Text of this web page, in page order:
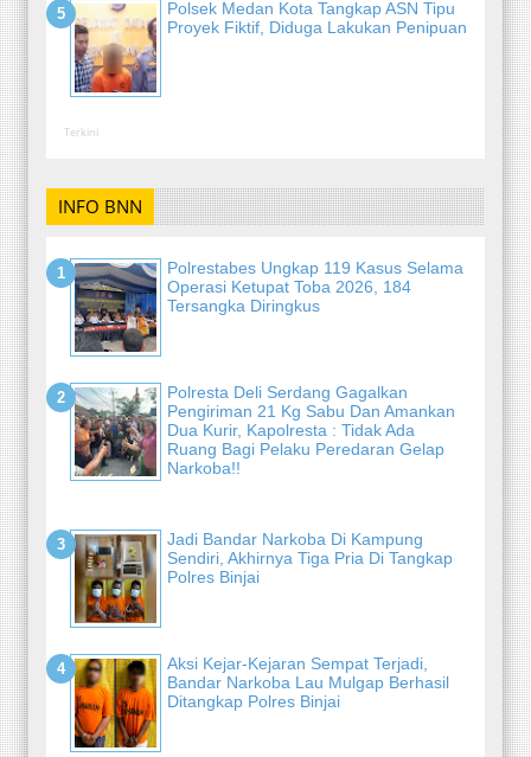
Polsek Medan Kota Tangkap ASN Tipu
Proyek Fiktif, Diduga Lakukan Penipuan
Terkini
INFO BNN
Polrestabes Ungkap 119 Kasus Selama
Operasi Ketupat Toba 2026, 184
Tersangka Diringkus
Polresta Deli Serdang Gagalkan
Pengiriman 21 Kg Sabu Dan Amankan
Dua Kurir, Kapolresta : Tidak Ada
Ruang Bagi Pelaku Peredaran Gelap
Narkoba!!
Jadi Bandar Narkoba Di Kampung
Sendiri, Akhirnya Tiga Pria Di Tangkap
Polres Binjai
Aksi Kejar-Kejaran Sempat Terjadi,
Bandar Narkoba Lau Mulgap Berhasil
Ditangkap Polres Binjai